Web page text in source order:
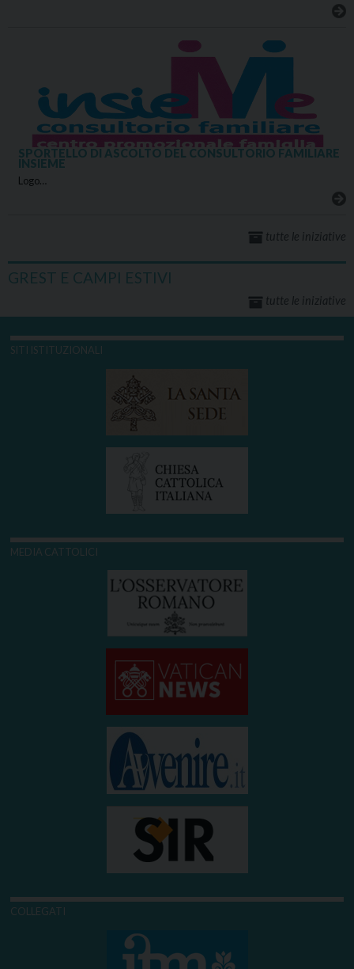
SPORTELLO DI ASCOLTO DEL CONSULTORIO FAMILIARE
INSIEME
Logo…
tutte le iniziative
GREST E CAMPI ESTIVI
tutte le iniziative
SITI ISTITUZIONALI
MEDIA CATTOLICI
COLLEGATI